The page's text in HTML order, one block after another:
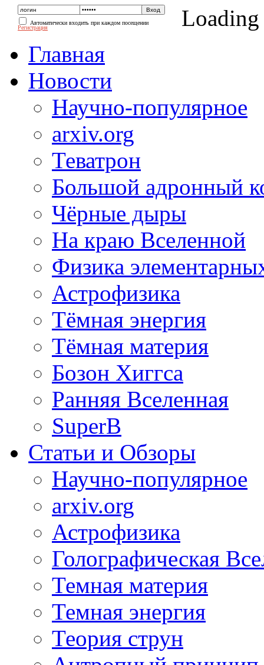
Автоматически входить при каждом посещении
Регистрация
Loading
Главная
Новости
Научно-популярное
arxiv.org
Теватрон
Большой адронный
Чёрные дыры
На краю Вселенной
Физика
Астрофизика
Тёмная энергия
Тёмная материя
Бозон Хиггса
Ранняя Вселенная
SuperB
Статьи и Обзоры
Научно-популярное
arxiv.org
Астрофизика
Голографическая
Темная материя
Темная энергия
Теория струн